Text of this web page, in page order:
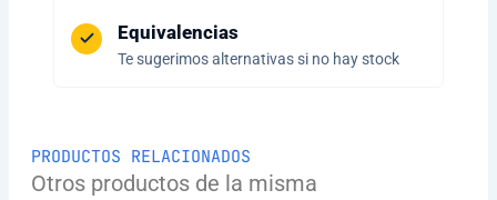
Equivalencias
Te sugerimos alternativas si no hay stock
PRODUCTOS RELACIONADOS
Otros productos de la misma